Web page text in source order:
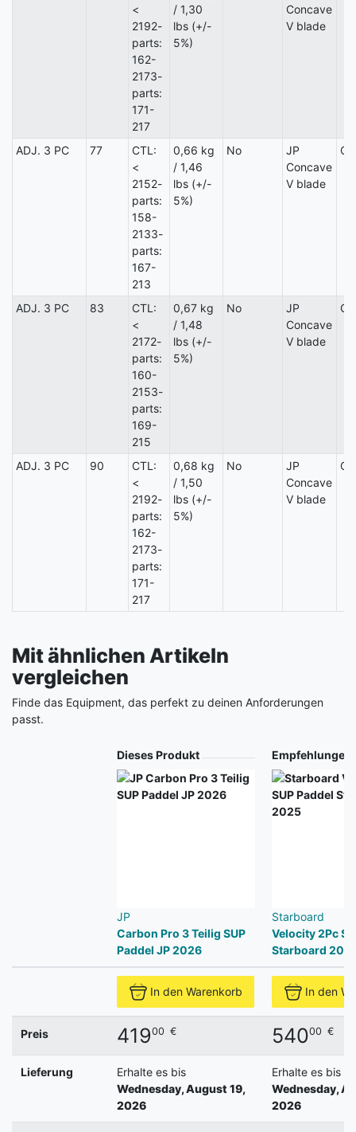
<
2192-
parts:
162-
2173-
parts:
171-
217
/ 1,30
lbs (+/-
5%)
Concave
V blade
ADJ. 3 PC 77
CTL:
<
2152-
parts:
158-
2133-
parts:
167-
213
0,66 kg
/ 1,46
lbs (+/-
5%)
No
JP
Concave
V blade
ADJ. 3 PC 83
CTL:
<
2172-
parts:
160-
2153-
parts:
169-
215
0,67 kg
/ 1,48
lbs (+/-
5%)
No
JP
Concave
V blade
ADJ. 3 PC 90
CTL:
<
2192-
parts:
162-
2173-
parts:
171-
217
0,68 kg
/ 1,50
lbs (+/-
5%)
No
JP
Concave
V blade
Mit ähnlichen Artikeln
vergleichen
Finde das Equipment, das perfekt zu deinen Anforderungen
passt.
Dieses Produkt
JP
Carbon Pro 3 Teilig SUP
Paddel JP 2026
Empfehlungen
Starboard
Velocity 2Pc
Starboard
In den Warenkorb In den
Preis 41900 € 54000 €
Lieferung
Erhalte es bis
Wednesday, August 19,
2026
Erhalte es bis
Wednesday,
2026